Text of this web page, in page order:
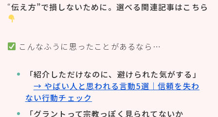
“伝え方”で損しないために。選べる関連記事はこちら
こんなふうに思ったことがあるなら…
「紹介しただけなのに、避けられた気がする」
→ やばい人と思われる言動5選｜信頼を失わ
ない行動チェック
「グラントって宗教っぽく見られてないか